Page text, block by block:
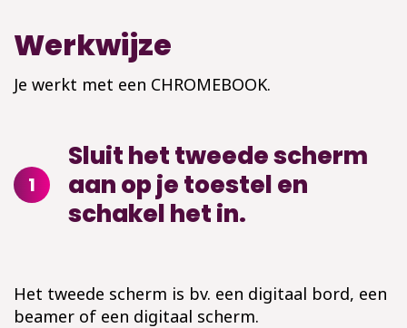
Werkwijze
Je werkt met een CHROMEBOOK.
1
Sluit het tweede scherm
aan op je toestel en
schakel het in.
Het tweede scherm is bv. een digitaal bord, een
beamer of een digitaal scherm.